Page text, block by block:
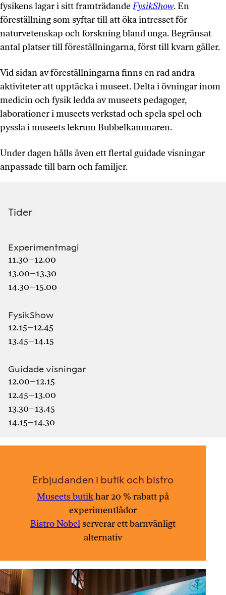
fysikens lagar i sitt framträdandeFysikShow. En
föreställning som syftar till att öka intresset för
naturvetenskap och forskning bland unga. Begränsat
antal platser till föreställningarna, först till kvarn gäller.
Vid sidan av föreställningarna finns en rad andra
aktiviteter att upptäcka i museet. Delta i övningar inom
medicin och fysik ledda av museets pedagoger,
laborationer i museets verkstad och spela spel och
pyssla i museets lekrum Bubbelkammaren.
Under dagen hålls även ett flertal guidade visningar
anpassade till barn och familjer.
Tider
Experimentmagi
11.30–12.00
13.00–13.30
14.30–15.00
FysikShow
12.15–12.45
13.45–14.15
Guidade visningar
12.00–12.15
12.45–13.00
13.30–13.45
14.15–14.30
Erbjudanden i butik och bistro
Museets butikhar 20 % rabatt på
experimentlådor
Bistro Nobel serverar ett barnvänligt
alternativ